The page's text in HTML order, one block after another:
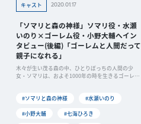
キャスト 2020.01.17
「ソマリと森の神様」ソマリ役・水瀬
いのり×ゴーレム役・小野大輔へイン
タビュー(後編)「ゴーレムと人間だって
親子になれる」
木々が生い茂る森の中、ひとりぼっちの人間の少
女・ソマリは、およそ1000年の時を生きるゴーレム
#ソマリと森の神様
#水瀬いのり
#小野大輔
#七海ひろき